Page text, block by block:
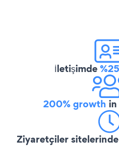
İletişimde
200% growth
Ziyaretçiler sitelerinde